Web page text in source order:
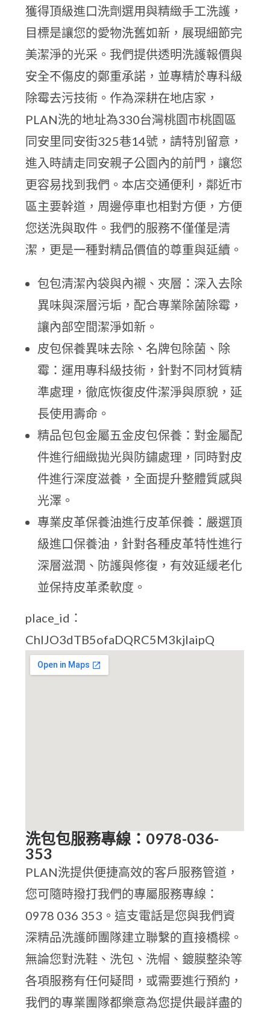
獲得頂級進口洗劑選用與精緻手工洗護，
目標是讓您的愛物洗舊如新，展現細節完
美潔淨的光采。我們提供透明洗護報價與
安全不傷皮的鄭重承諾，並專精於專科級
除霉去污技術。作為深耕在地店家，
PLAN洗的地址為330台灣桃園市桃園區
同安里同安街325巷14號，請特別留意，
進入時請走同安親子公園內的前門，讓您
更容易找到我們。本店交通便利，鄰近市
區主要幹道，周邊停車也相對方便，方便
您送洗與取件。我們的服務不僅僅是清
潔，更是一種對精品價值的尊重與延續。
包包清潔內袋與內襯、夾層：深入去除
異味與深層污垢，配合專業除菌除霉，
讓內部空間潔淨如新。
皮包保養異味去除、名牌包除菌、除
霉：運用專科級技術，針對不同材質精
準處理，徹底恢復皮件潔淨與原貌，延
長使用壽命。
精品包包金屬五金皮包保養：對金屬配
件進行細緻拋光與防鏽處理，同時對皮
件進行深度滋養，全面提升整體質感與
光澤。
專業皮革保養油進行皮革保養：嚴選頂
級進口保養油，針對各種皮革特性進行
深層滋潤、防護與修復，有效延緩老化
並保持皮革柔軟度。
place_id：
ChIJO3dTB5ofaDQRC5M3kjIaipQ
洗包包服務專線：0978-036-
353
PLAN洗提供便捷高效的客戶服務管道，
您可隨時撥打我們的專屬服務專線：
0978 036 353。這支電話是您與我們資
深精品洗護師團隊建立聯繫的直接橋樑。
無論您對洗鞋、洗包、洗帽、鍍膜整染等
各項服務有任何疑問，或需要進行預約，
我們的專業團隊都樂意為您提供最詳盡的